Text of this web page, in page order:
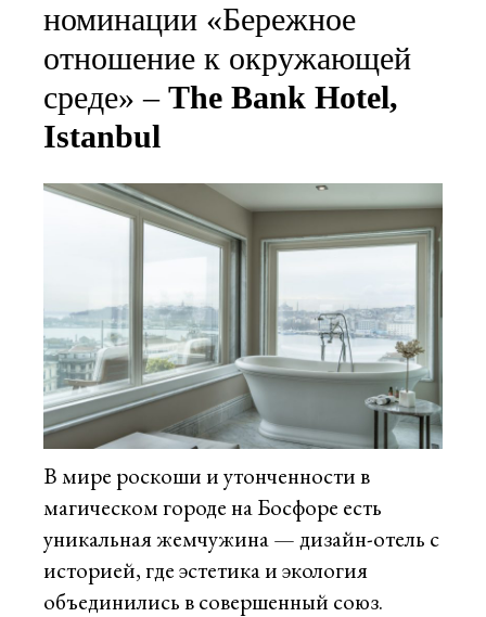
номинации «Бережное
отношение к окружающей
среде» –The Bank Hotel,
Istanbul
В мире роскоши и утонченности в
магическом городе на Босфоре есть
уникальная жемчужина — дизайн-отель с
историей, где эстетика и экология
объединились в совершенный союз.